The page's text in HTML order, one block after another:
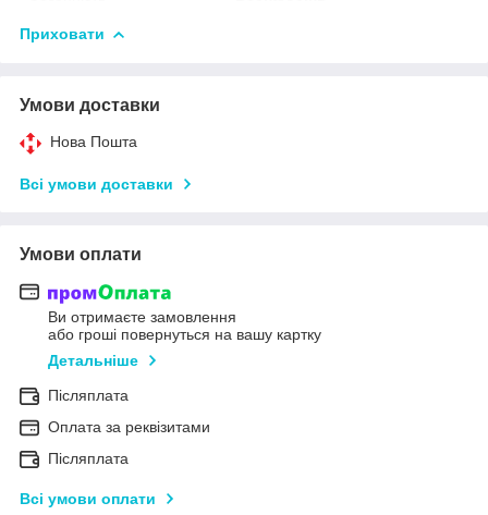
Приховати
Умови доставки
Нова Пошта
Всі умови доставки
Умови оплати
Ви отримаєте замовлення
або гроші повернуться на вашу картку
Детальніше
Післяплата
Оплата за реквізитами
Післяплата
Всі умови оплати